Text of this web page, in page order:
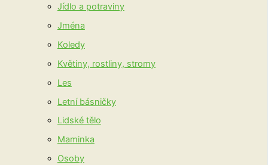
Jídlo a potraviny
Jména
Koledy
Květiny, rostliny, stromy
Les
Letní básničky
Lidské tělo
Maminka
Osoby